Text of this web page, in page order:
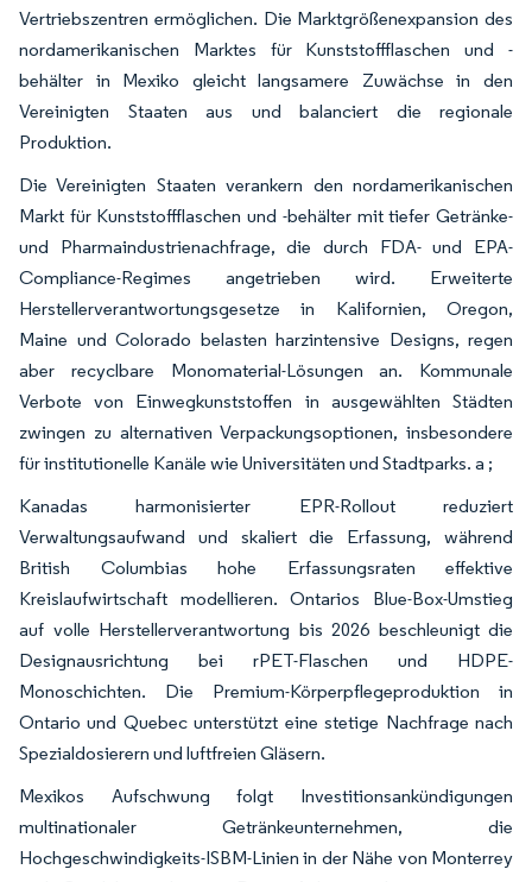
Vertriebszentren ermöglichen. Die Marktgrößenexpansion des
nordamerikanischen Marktes für Kunststoffflaschen und -
behälter in Mexiko gleicht langsamere Zuwächse in den
Vereinigten Staaten aus und balanciert die regionale
Produktion.
Die Vereinigten Staaten verankern den nordamerikanischen
Markt für Kunststoffflaschen und -behälter mit tiefer Getränke-
und Pharmaindustrienachfrage, die durch FDA- und EPA-
Compliance-Regimes angetrieben wird. Erweiterte
Herstellerverantwortungsgesetze in Kalifornien, Oregon,
Maine und Colorado belasten harzintensive Designs, regen
aber recyclbare Monomaterial-Lösungen an. Kommunale
Verbote von Einwegkunststoffen in ausgewählten Städten
zwingen zu alternativen Verpackungsoptionen, insbesondere
für institutionelle Kanäle wie Universitäten und Stadtparks. a ;
Kanadas harmonisierter EPR-Rollout reduziert
Verwaltungsaufwand und skaliert die Erfassung, während
British Columbias hohe Erfassungsraten effektive
Kreislaufwirtschaft modellieren. Ontarios Blue-Box-Umstieg
auf volle Herstellerverantwortung bis 2026 beschleunigt die
Designausrichtung bei rPET-Flaschen und HDPE-
Monoschichten. Die Premium-Körperpflegeproduktion in
Ontario und Quebec unterstützt eine stetige Nachfrage nach
Spezialdosierern und luftfreien Gläsern.
Mexikos Aufschwung folgt Investitionsankündigungen
multinationaler Getränkeunternehmen, die
Hochgeschwindigkeits-ISBM-Linien in der Nähe von Monterrey